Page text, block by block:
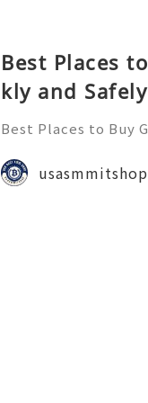
Best Places
kly and
Best Places to Buy
t platforms for
s, open-source
usasmmitshop